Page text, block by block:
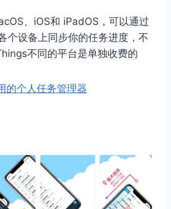
、iOS和 iPadOS，可以通过
个设备上同步你的任务进度，不
不同的平台是单独收费的
的个人任务管理器